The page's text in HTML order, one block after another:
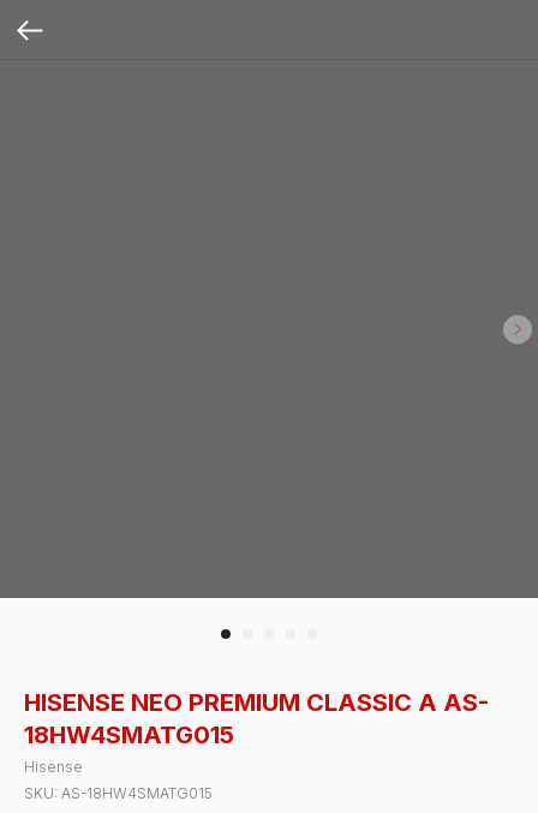
HISENSE NEO PREMIUM CLASSIC A AS-
18HW4SMATG015
Hisense
SKU: AS-18HW4SMATG015